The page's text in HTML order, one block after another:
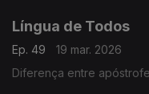
Língua de Todos
Ep. 49
19 mar. 2026
Diferença entre